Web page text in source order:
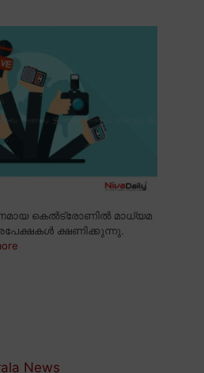
കെൽട്രോണിൽ മാധ്യമ
ക്ഷണിക്കുന്നു.
News